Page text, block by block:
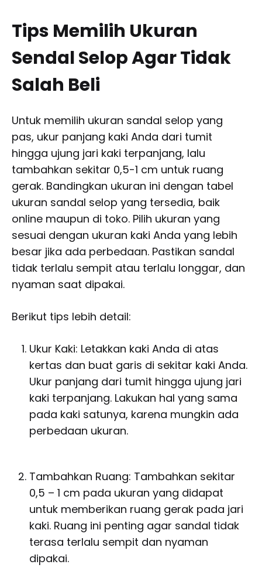
Tips Memilih Ukuran
Sendal Selop Agar Tidak
Salah Beli
Untuk memilih ukuran sandal selop yang
pas, ukur panjang kaki Anda dari tumit
hingga ujung jari kaki terpanjang, lalu
tambahkan sekitar 0,5-1 cm untuk ruang
gerak. Bandingkan ukuran ini dengan tabel
ukuran sandal selop yang tersedia, baik
online maupun di toko. Pilih ukuran yang
sesuai dengan ukuran kaki Anda yang lebih
besar jika ada perbedaan. Pastikan sandal
tidak terlalu sempit atau terlalu longgar, dan
nyaman saat dipakai.
Berikut tips lebih detail:
Ukur Kaki: Letakkan kaki Anda di atas
kertas dan buat garis di sekitar kaki Anda.
Ukur panjang dari tumit hingga ujung jari
kaki terpanjang. Lakukan hal yang sama
pada kaki satunya, karena mungkin ada
perbedaan ukuran.
Tambahkan Ruang: Tambahkan sekitar
0,5 – 1 cm pada ukuran yang didapat
untuk memberikan ruang gerak pada jari
kaki. Ruang ini penting agar sandal tidak
terasa terlalu sempit dan nyaman
dipakai.